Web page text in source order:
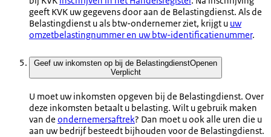
geeft KVK uw gegevens door aan de Belastingdienst. Als de
Belastingdienst u als btw-ondernemer ziet, krijgt u uw
omzetbelastingnummer en uw btw-identificatienummer.
Geef uw inkomsten op bij de BelastingdienstOpenen
Verplicht
U moet uw inkomsten opgeven bij de Belastingdienst. Over
deze inkomsten betaalt u belasting. Wilt u gebruik maken
van de ondernemersaftrek? Dan moet u ook alle uren die u
aan uw bedrijf besteedt bijhouden voor de Belastingdienst.